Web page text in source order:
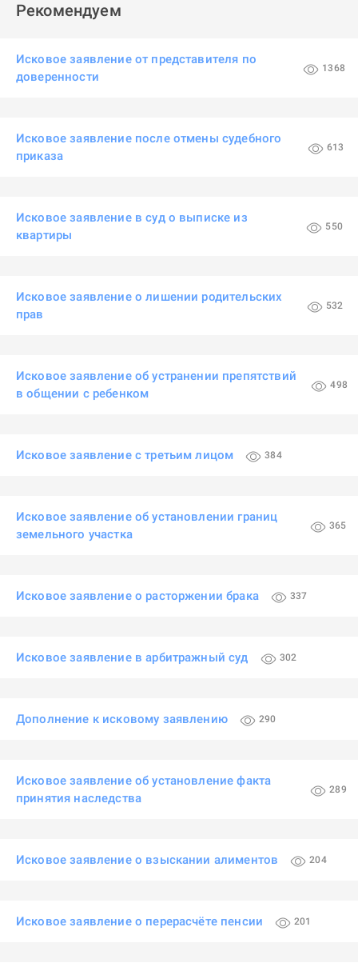
Рекомендуем
Исковое заявление от представителя по
доверенности
1368
Исковое заявление после отмены судебного
приказа
613
Исковое заявление в суд о выписке из
квартиры
550
Исковое заявление о лишении родительских
прав
532
Исковое заявление об устранении препятствий
в общении с ребенком
498
Исковое заявление с третьим лицом 384
Исковое заявление об установлении границ
земельного участка
365
Исковое заявление о расторжении брака 337
Исковое заявление в арбитражный суд 302
Дополнение к исковому заявлению 290
Исковое заявление об установление факта
принятия наследства
289
Исковое заявление о взыскании алиментов 204
Исковое заявление о перерасчёте пенсии 201